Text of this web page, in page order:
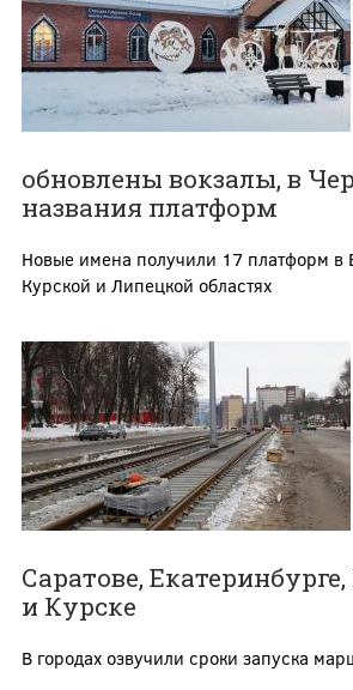
обновлены вокзалы, в
названия платформ
Новые имена получили 17 платформ в
Курской и Липецкой областях
Саратове,
и Курске
В городах озвучили сроки запуска